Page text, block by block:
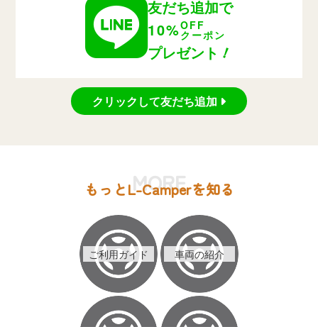
友だち追加で
10%OFF
クーポン
プレゼント！
クリックして友だち追加
もっとL-Camperを知る
MORE
ご利用ガイド 車両の紹介